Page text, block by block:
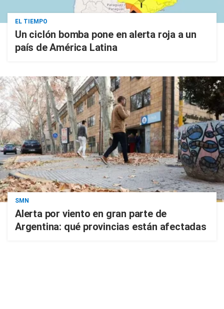
EL TIEMPO
Un ciclón bomba pone en alerta roja a un
país de América Latina
SMN
Alerta por viento en gran parte de
Argentina: qué provincias están afectadas